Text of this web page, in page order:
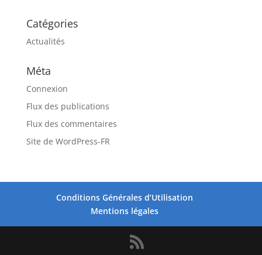
Catégories
Actualités
Méta
Connexion
Flux des publications
Flux des commentaires
Site de WordPress-FR
Conditions Générales d’Utilisation
Mentions légales